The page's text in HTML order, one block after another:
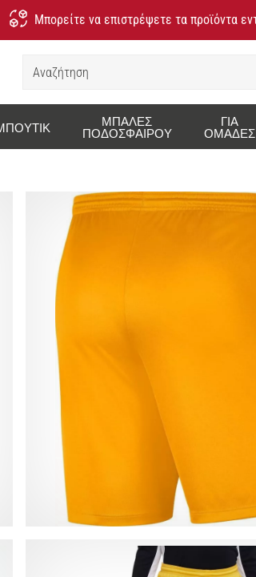
Μπορείτε να επιστρέψετε τα προϊόντα
ΜΠΆΛΕΣ
ΠΟΔΟΣΦΑΊΡΟΥ
ΓΙΑ
ΟΜΆΔΕΣ